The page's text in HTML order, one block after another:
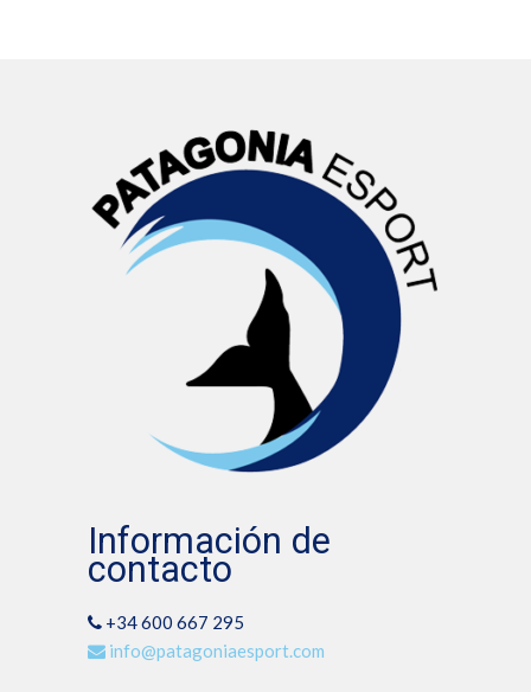
Información de
contacto
+34 600 667 295
info@patagoniaesport.com